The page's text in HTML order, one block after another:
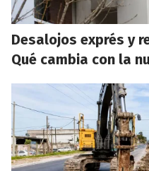
Desalojos exprés y
Qué cambia con la